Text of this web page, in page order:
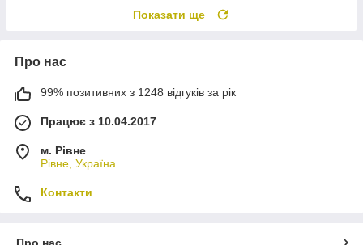
Показати ще
Про нас
99% позитивних з 1248 відгуків за рік
Працює з 10.04.2017
м. Рівне
Рівне, Україна
Контакти